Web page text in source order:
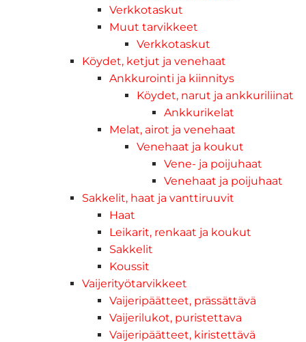
Verkkotaskut
Muut tarvikkeet
Verkkotaskut
Köydet, ketjut ja venehaat
Ankkurointi ja kiinnitys
Köydet, narut ja ankkuriliinat
Ankkurikelat
Melat, airot ja venehaat
Venehaat ja koukut
Vene- ja poijuhaat
Venehaat ja poijuhaat
Sakkelit, haat ja vanttiruuvit
Haat
Leikarit, renkaat ja koukut
Sakkelit
Koussit
Vaijerityötarvikkeet
Vaijeripäätteet, prässättävä
Vaijerilukot, puristettava
Vaijeripäätteet, kiristettävä